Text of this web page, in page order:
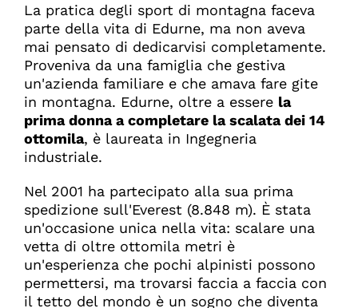
La pratica degli sport di montagna faceva
parte della vita di Edurne, ma non aveva
mai pensato di dedicarvisi completamente.
Proveniva da una famiglia che gestiva
un'azienda familiare e che amava fare gite
in montagna. Edurne, oltre a essere la
prima donna a completare la scalata dei 14
ottomila, è laureata in Ingegneria
industriale.
Nel 2001 ha partecipato alla sua prima
spedizione sull'Everest (8.848 m). È stata
un'occasione unica nella vita: scalare una
vetta di oltre ottomila metri è
un'esperienza che pochi alpinisti possono
permettersi, ma trovarsi faccia a faccia con
il tetto del mondo è un sogno che diventa